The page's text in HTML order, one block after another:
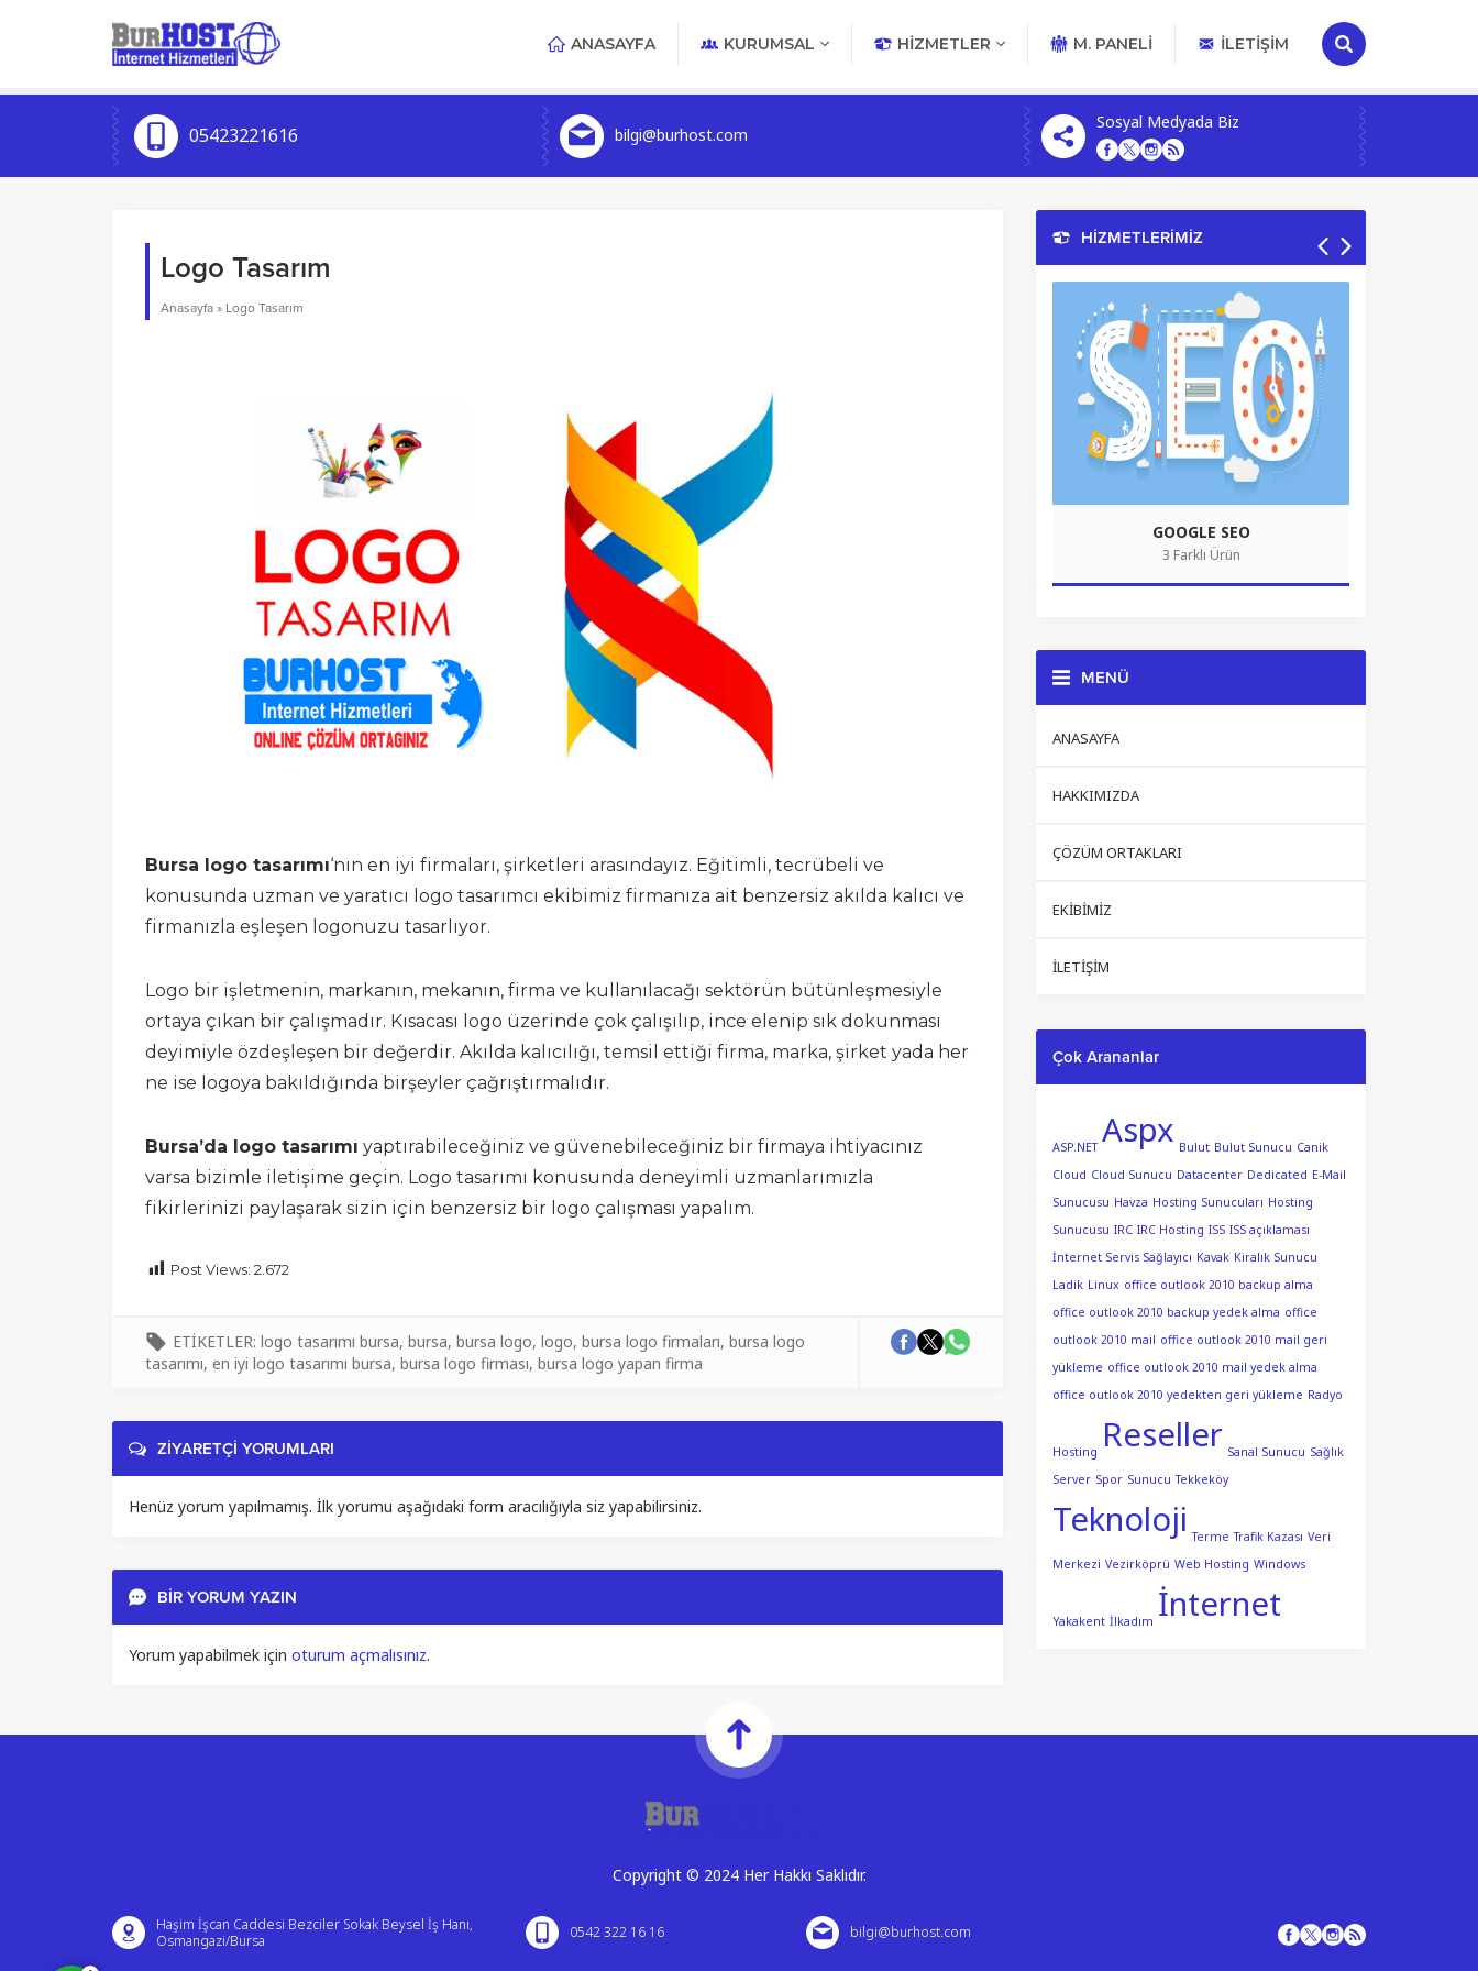
ANASAYFA KURUMSAL HIZMETLER M. PANELİ İLETIŞIM
05423221616 bilgi@burhost.com
Sosyal Medyada Biz
Logo Tasarım
Anasayfa » Logo Tasarım
Bursa logo tasarımı‘nın en iyi firmaları, şirketleri arasındayız. Eğitimli, tecrübeli ve
konusunda uzman ve yaratıcı logo tasarımcı ekibimiz firmanıza ait benzersiz akılda kalıcı ve
firmanızla eşleşen logonuzu tasarlıyor.
Logo bir işletmenin, markanın, mekanın, firma ve kullanılacağı sektörün bütünleşmesiyle
ortaya çıkan bir çalışmadır. Kısacası logo üzerinde çok çalışılıp, ince elenip sık dokunması
deyimiyle özdeşleşen bir değerdir. Akılda kalıcılığı, temsil ettiği firma, marka, şirket yada her
ne ise logoya bakıldığında birşeyler çağrıştırmalıdır.
Bursa’da logo tasarımı yaptırabileceğiniz ve güvenebileceğiniz bir firmaya ihtiyacınız
varsa bizimle iletişime geçin. Logo tasarımı konusunda deneyimli uzmanlarımızla
fikirlerinizi paylaşarak sizin için benzersiz bir logo çalışması yapalım.
Post Views: 2.672
ETİKETLER: logo tasarımı bursa, bursa, bursa logo, logo, bursa logo firmaları, bursa logo
tasarımı, en iyi logo tasarımı bursa, bursa logo firması, bursa logo yapan firma
ZİYARETÇİ YORUMLARI
Henüz yorum yapılmamış. İlk yorumu aşağıdaki form aracılığıyla siz yapabilirsiniz.
BİR YORUM YAZIN
Yorum yapabilmek için oturum açmalısınız.
HİZMETLERİMİZ
GOOGLE SEO
3 Farklı Ürün
MENÜ
ANASAYFA
HAKKIMIZDA
ÇÖZÜM ORTAKLARI
EKIBIMIZ
İLETIŞIM
Çok Arananlar
ASP.NET Aspx Bulut Bulut Sunucu Canik
Cloud Cloud Sunucu Datacenter Dedicated E-Mail
Sunucusu Havza Hosting Sunucuları Hosting
Sunucusu IRC IRC Hosting ISS ISS açıklaması
İnternet Servis Sağlayıcı Kavak Kiralık Sunucu
Ladik Linux office outlook 2010 backup alma
office outlook 2010 backup yedek alma office
outlook 2010 mail office outlook 2010 mail geri
yükleme office outlook 2010 mail yedek alma
office outlook 2010 yedekten geri yükleme Radyo
Hosting Reseller Sanal Sunucu Sağlık
Server Spor Sunucu Tekkeköy
Teknoloji Terme Trafik Kazası Veri
Merkezi Vezirköprü Web Hosting Windows
Yakakent İlkadım İnternet
Müşteri Temsilcisi
Copyright © 2024 Her Hakkı Saklıdır.
Haşim İşcan Caddesi Bezciler Sokak Beysel İş Hanı,
Osmangazi/Bursa
0542 322 16 16 bilgi@burhost.com